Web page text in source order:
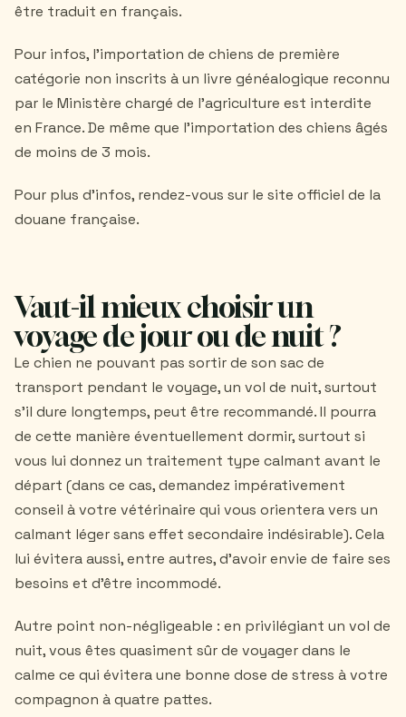
être traduit en français.
Pour infos, l'importation de chiens de première
catégorie non inscrits à un livre généalogique reconnu
par le Ministère chargé de l'agriculture est interdite
en France. De même que l'importation des chiens âgés
de moins de 3 mois.
Pour plus d'infos, rendez-vous sur le site officiel de la
douane française.
Vaut-il mieux choisir un
voyage de jour ou de nuit ?
Le chien ne pouvant pas sortir de son sac de
transport pendant le voyage, un vol de nuit, surtout
s'il dure longtemps, peut être recommandé. Il pourra
de cette manière éventuellement dormir, surtout si
vous lui donnez un traitement type calmant avant le
départ (dans ce cas, demandez impérativement
conseil à votre vétérinaire qui vous orientera vers un
calmant léger sans effet secondaire indésirable). Cela
lui évitera aussi, entre autres, d'avoir envie de faire ses
besoins et d'être incommodé.
Autre point non-négligeable : en privilégiant un vol de
nuit, vous êtes quasiment sûr de voyager dans le
calme ce qui évitera une bonne dose de stress à votre
compagnon à quatre pattes.